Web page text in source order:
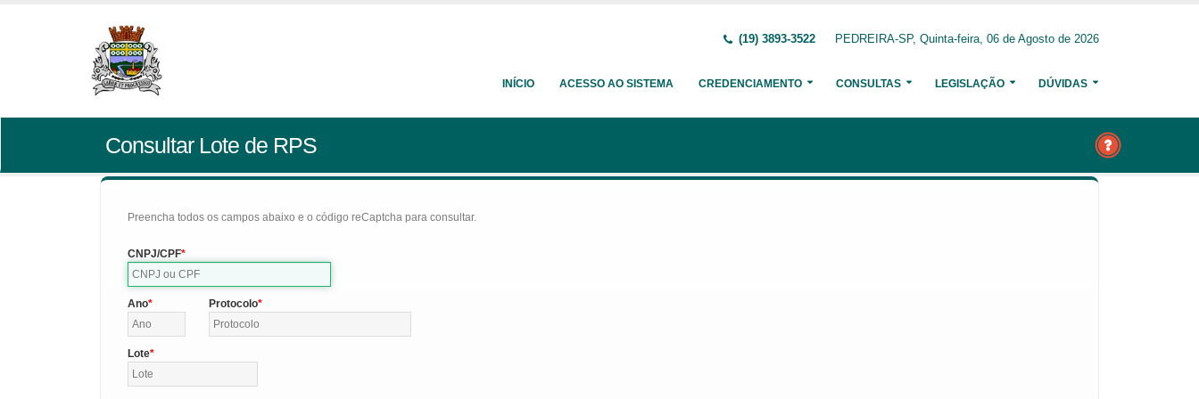
(19) 3893-3522 PEDREIRA-SP, Quinta-feira, 06 de Agosto de 2026
INÍCIO ACESSO AO SISTEMA CREDENCIAMENTO CONSULTAS LEGISLAÇÃO DÚVIDAS
Consultar Lote de RPS
Preencha todos os campos abaixo e o código reCaptcha para consultar.
CNPJ/CPF
Ano Protocolo
Lote